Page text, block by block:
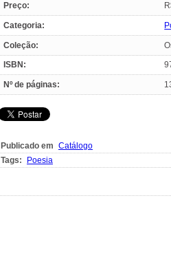
Preço:
Categoria:
Coleção:
ISBN:
Nº de páginas:
Publicado em Catálogo
Tags:
Poesia